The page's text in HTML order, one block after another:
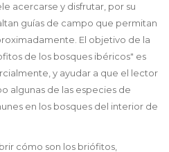
acercarse y disfrutar, por su
guías de campo que permitan
El objetivo de la
de los bosques ibéricos" es
y ayudar a que el lector
algunas de las especies de
en los bosques del interior de
cómo son los briófitos,